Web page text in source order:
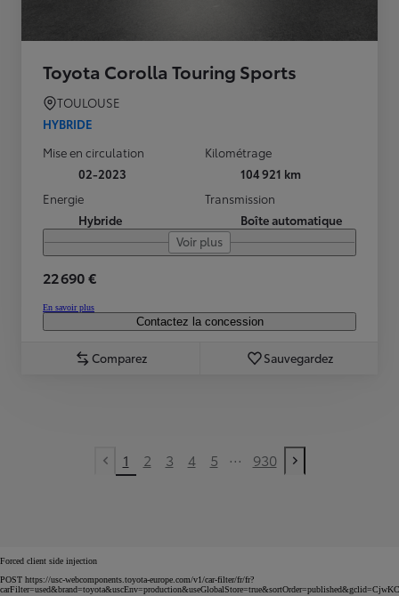
Toyota Corolla Touring Sports
TOULOUSE
HYBRIDE
Mise en circulation
02-2023
Kilométrage
104 921 km
Energie
Hybride
Transmission
Boîte automatique
Voir plus
22 690 €
En savoir plus
Contactez la concession
Comparez Sauvegardez
Previous page
1 2 3 4 5 ... 930
Next page
Forced client side injection
POST https://usc-webcomponents.toyota-europe.com/v1/car-filter/fr/fr?